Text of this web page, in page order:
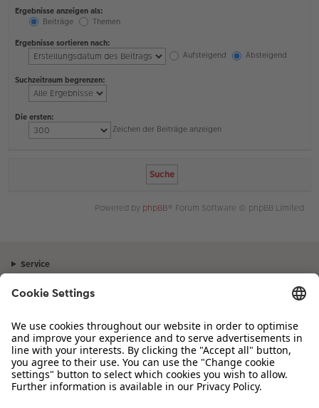
Ergebnisse anzeigen als:
Beiträge
Themen
Ergebnisse sortieren nach:
Aufsteigend
Absteigend
Suchzeitraum begrenzen:
Die ersten:
Zeichen der Beiträge anzeigen
Powered by phpBB® Forum Software © phpBB Limited
Service
Sortiment
Inspiration